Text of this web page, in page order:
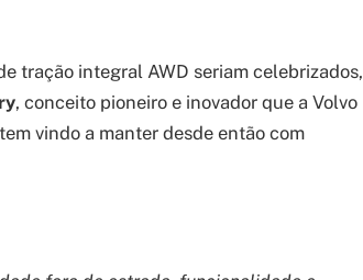
tração integral AWD seriam celebrizados,
, conceito pioneiro e inovador que a Volvo
vindo a manter desde então com